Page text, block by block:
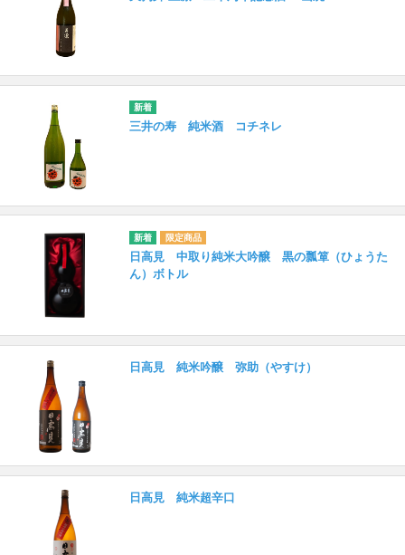
三井の寿 純米酒 コチネレ
日高見 中取り純米大吟醸 黒の瓢箪（ひょうた
ん）ボトル
日高見 純米吟醸 弥助（やすけ）
日高見 純米超辛口